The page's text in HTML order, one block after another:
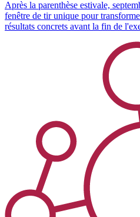
Après la parenthèse estivale,
fenêtre de tir unique pour
résultats concrets avant la fin de